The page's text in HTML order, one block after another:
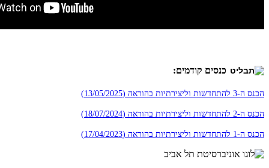
כנסים קודמים:
הכנס ה-3 להתחדשות וליצירתיות בהוראה (13/05/2025)
הכנס ה-2 להתחדשות וליצירתיות בהוראה (18/07/2024)
הכנס ה-1 להתחדשות וליצירתיות בהוראה (17/04/2023)